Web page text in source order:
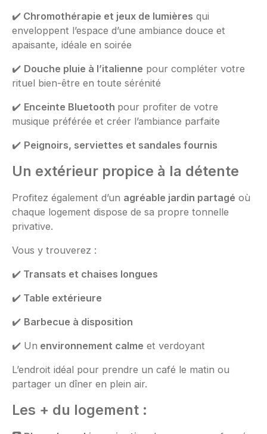
✔️ Chromothérapie et jeux de lumières qui
enveloppent l’espace d’une ambiance douce et
apaisante, idéale en soirée
✔️ Douche pluie à l’italienne pour compléter votre
rituel bien-être en toute sérénité
✔️ Enceinte Bluetooth pour profiter de votre
musique préférée et créer l’ambiance parfaite
✔️ Peignoirs, serviettes et sandales fournis
Un extérieur propice à la détente
Profitez également d’un agréable jardin partagé où
chaque logement dispose de sa propre tonnelle
privative.
Vous y trouverez :
✔️ Transats et chaises longues
✔️ Table extérieure
✔️ Barbecue à disposition
✔️ Un environnement calme et verdoyant
L’endroit idéal pour prendre un café le matin ou
partager un dîner en plein air.
Les + du logement :